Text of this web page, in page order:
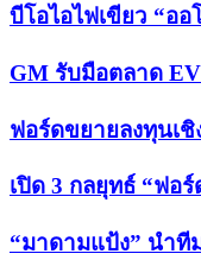
บีโอไอไฟเขียว “อ
GM รับมือตลาด
ฟอร์ดขยายลงทุนเชิ
เปิด 3 กลยุทธ์ “ฟอ
“มาดามแป้ง” นำที